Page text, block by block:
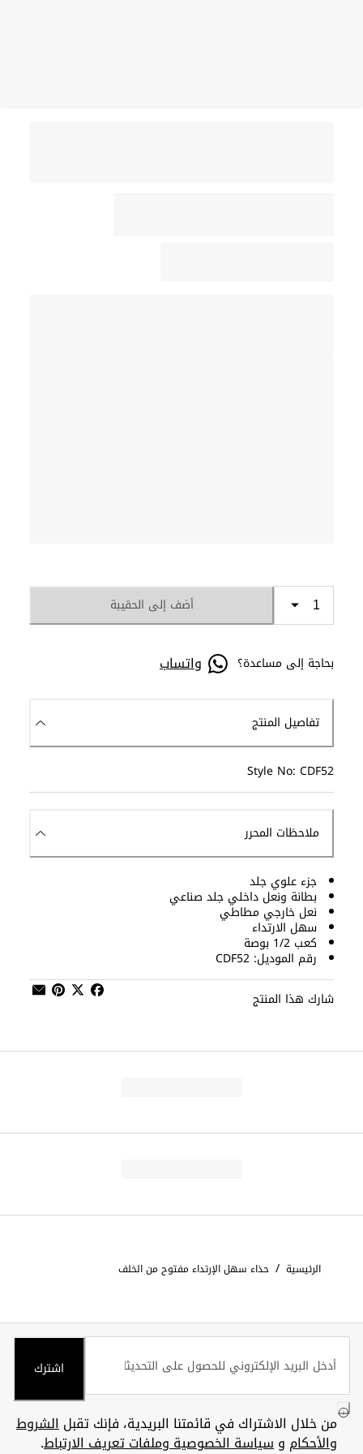
أضف إلى الحقيبة
بحاجة إلى مساعدة؟ واتساب
تفاصيل المنتج
Style No: CDF52
ملاحظات المحرر
جزء علوي جلد
بطانة ونعل داخلي جلد صناعي
نعل خارجي مطاطي
سهل الارتداء
كعب 1/2 بوصة
رقم الموديل: CDF52
شارك هذا المنتج
الرئيسية / حذاء سهل الإرتداء مفتوح من الخلف
اشترك
من خلال الاشتراك في قائمتنا البريدية، فإنك تقبلالشروط
والأحكام وسياسة الخصوصية وملفات تعريف الارتباط.